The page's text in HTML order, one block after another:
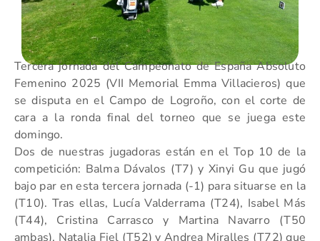
Tercera jornada del Campeonato de España Absoluto
Femenino 2025 (VII Memorial Emma Villacieros) que
se disputa en el Campo de Logroño, con el corte de
cara a la ronda final del torneo que se juega este
domingo.
Dos de nuestras jugadoras están en el Top 10 de la
competición: Balma Dávalos (T7) y Xinyi Gu que jugó
bajo par en esta tercera jornada (-1) para situarse en la
(T10). Tras ellas, Lucía Valderrama (T24), Isabel Más
(T44), Cristina Carrasco y Martina Navarro (T50
ambas), Natalia Fiel (T52) y Andrea Miralles (T72) que